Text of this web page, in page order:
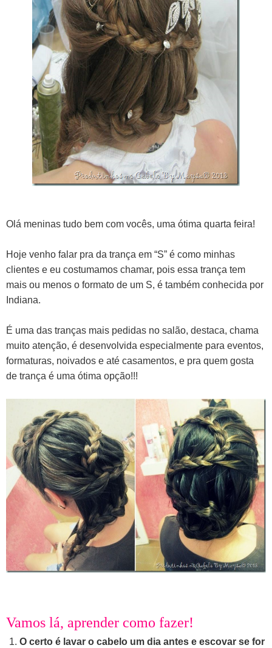
Olá meninas tudo bem com vocês, uma ótima quarta feira!
Hoje venho falar pra da trança em “S” é como minhas
clientes e eu costumamos chamar, pois essa trança tem
mais ou menos o formato de um S, é também conhecida por
Indiana.
É uma das tranças mais pedidas no salão, destaca, chama
muito atenção, é desenvolvida especialmente para eventos,
formaturas, noivados e até casamentos, e pra quem gosta
de trança é uma ótima opção!!!
Vamos lá, aprender como fazer!
O certo é lavar o cabelo um dia antes e escovar se for